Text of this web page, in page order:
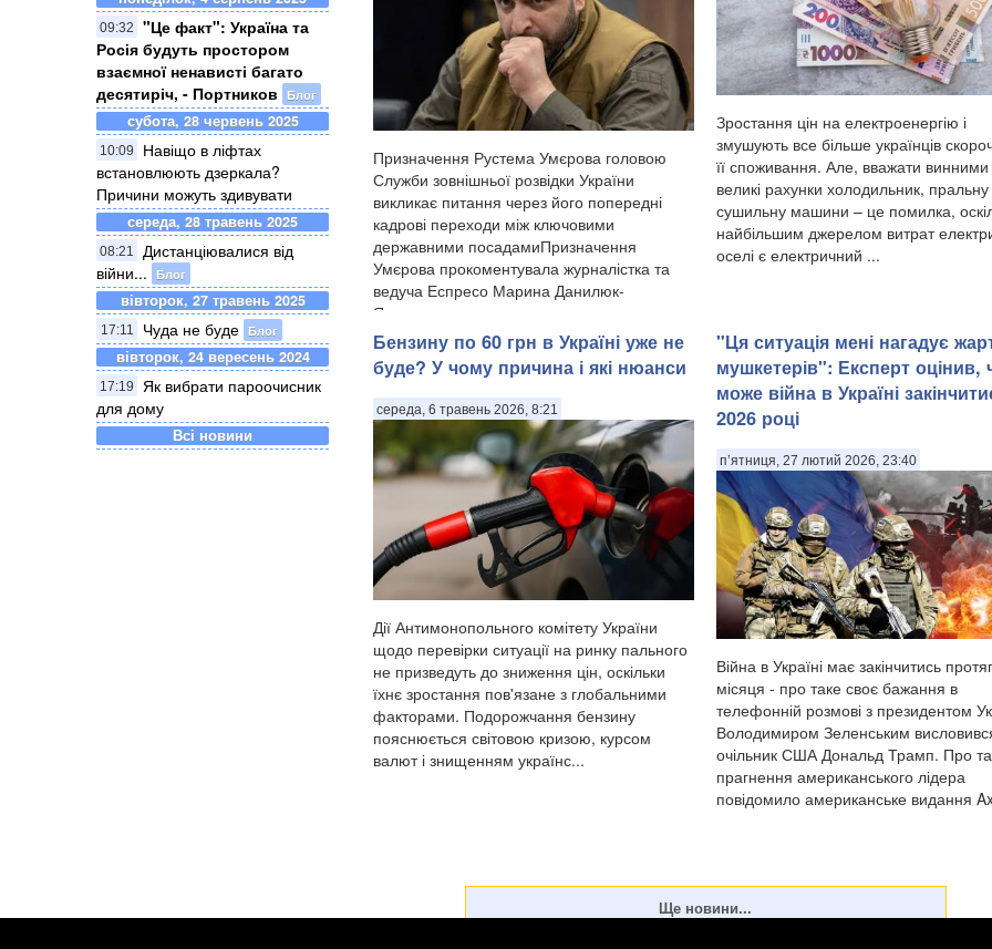
09:32
"Це факт": Україна та
Росія будуть простором
взаємної ненависті багато
десятиріч, - Портников
Блог
субота, 28 червень 2025
10:09
Навіщо в ліфтах
встановлюють дзеркала?
Причини можуть здивувати
середа, 28 травень 2025
08:21
Дистанціювалися від
війни...
Блог
вівторок, 27 травень 2025
17:11 Чуда не буде Блог
вівторок, 24 вересень 2024
17:19
Як вибрати пароочисник
для дому
Всі новини
Призначення Рустема Умєрова головою
Служби зовнішньої розвідки України
викликає питання через його попередні
кадрові переходи між ключовими
державними посадамиПризначення
Умєрова прокоментувала журналістка та
ведуча Еспресо Марина Данилюк-
Ярмолаєва у п...
Зростання цін на електроенергію і
змушують все більше українців
її споживання. Але, вважати винними
великі рахунки холодильник, пральну
сушильну машини – це помилка,
найбільшим джерелом витрат
оселі є електричний ...
Бензину по 60 грн в Україні уже не
буде? У чому причина і які нюанси
середа, 6 травень 2026, 8:21
Дії Антимонопольного комітету України
щодо перевірки ситуації на ринку пального
не призведуть до зниження цін, оскільки
їхнє зростання пов'язане з глобальними
факторами. Подорожчання бензину
пояснюється світовою кризою, курсом
валют і знищенням українс...
"Ця ситуація мені нагадує
мушкетерів": Експерт оцінив,
може війна в Україні
2026 році
п’ятниця, 27 лютий 2026, 23:40
Війна в Україні має закінчитись
місяця - про таке своє бажання в
телефонній розмові з президентом
Володимиром Зеленським
очільник США Дональд Трамп. Про
прагнення американського лідера
повідомило американське видання